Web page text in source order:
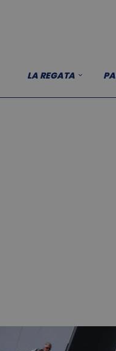
LA REGATA